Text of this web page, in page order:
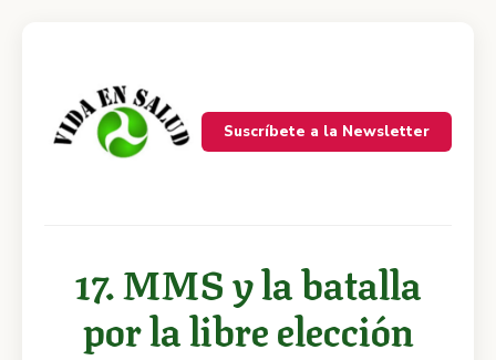
Suscríbete a la Newsletter
17. MMS y la batalla
por la libre elección